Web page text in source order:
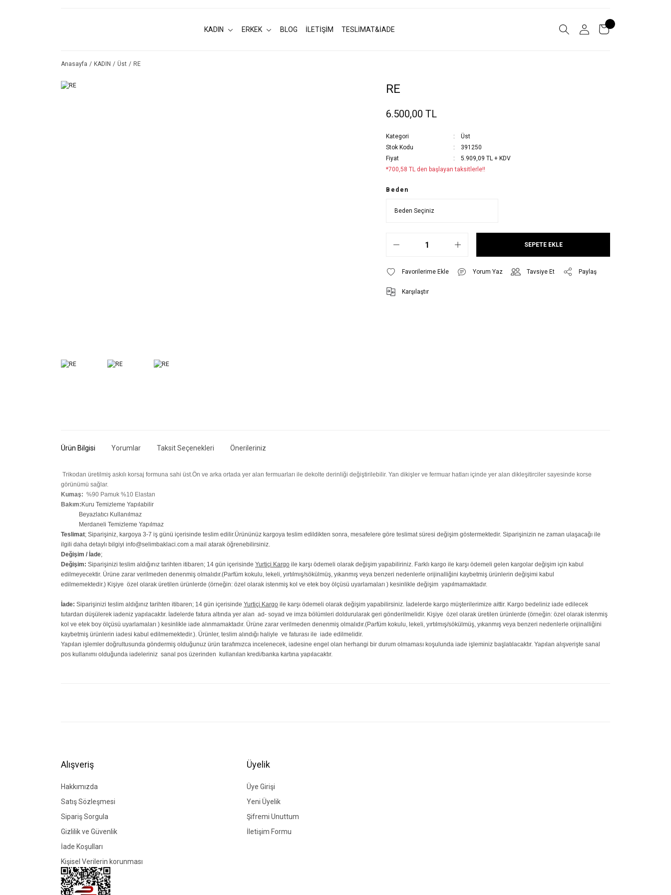
KADIN ERKEK BLOG İLETİŞİM TESLİMAT&İADE
Anasayfa KADIN Üst RE
RE
6.500,00 TL
Kategori
Üst
Stok Kodu
391250
Fiyat
5.909,09 TL + KDV
*700,58 TL den başlayan taksitlerle!!
Beden
SEPETE EKLE
Yorum Yaz Tavsiye Et Paylaş
Karşılaştır
Ürün Bilgisi Yorumlar Taksit Seçenekleri Önerileriniz
Trikodan üretilmiş askılı korsaj formuna sahi üst.Ön ve arka ortada yer alan fermuarları ile dekolte derinliği değiştirilebilir. Yan dikişler ve fermuar hatları içinde yer alan dikleşitirciler sayesinde korse
görünümü sağlar.
Kumaş: %90 Pamuk %10 Elastan
Bakım: Kuru Temizleme Yapılabilir
Beyazlatıcı Kullanılmaz
Merdaneli Temizleme Yapılmaz
Teslimat; Siparişiniz, kargoya 3-7 iş günü içerisinde teslim edilir.Ürününüz kargoya teslim edildikten sonra, mesafelere göre teslimat süresi değişim göstermektedir. Siparişinizin ne zaman ulaşacağı ile
ilgili daha detaylı bilgiyi info@selimbaklaci.com a mail atarak öğrenebilirsiniz.
Değişim / İade;
Değişim: Siparişinizi teslim aldığınız tarihten itibaren; 14 gün içerisinde Yurtiçi Kargo ile karşı ödemeli olarak değişim yapabiliriniz. Farklı kargo ile karşı ödemeli gelen kargolar değişim için kabul
edilmeyecektir. Ürüne zarar verilmeden denenmiş olmalıdır.(Parfüm kokulu, lekeli, yırtılmış/sökülmüş, yıkanmış veya benzeri nedenlerle orijinalliğini kaybetmiş ürünlerin değişimi kabul
edilmemektedir.) Kişiye özel olarak üretilen ürünlerde (örneğin: özel olarak istenmiş kol ve etek boy ölçüsü uyarlamaları ) kesinlikle değişim yapılmamaktadır.
İade: Siparişinizi teslim aldığınız tarihten itibaren; 14 gün içerisinde Yurtiçi Kargo ile karşı ödemeli olarak değişim yapabilirsiniz. İadelerde kargo müşterilerimize aittir. Kargo bedeliniz iade edilecek
tutardan düşülerek iadeniz yapılacaktır. İadelerde fatura altında yer alan ad- soyad ve imza bölümleri doldurularak geri gönderilmelidir. Kişiye özel olarak üretilen ürünlerde (örneğin: özel olarak istenmiş
kol ve etek boy ölçüsü uyarlamaları ) kesinlikle iade alınmamaktadır. Ürüne zarar verilmeden denenmiş olmalıdır.(Parfüm kokulu, lekeli, yırtılmış/sökülmüş, yıkanmış veya benzeri nedenlerle orijinalliğini
kaybetmiş ürünlerin iadesi kabul edilmemektedir.). Ürünler, teslim alındığı haliyle ve faturası ile iade edilmelidir.
Yapılan işlemler doğrultusunda göndermiş olduğunuz ürün tarafımızca incelenecek, iadesine engel olan herhangi bir durum olmaması koşulunda iade işleminiz başlatılacaktır. Yapılan alışverişte sanal
pos kullanımı olduğunda iadeleriniz sanal pos üzerinden kullanılan kredi/banka kartına yapılacaktır.
Ürün fiyatı diğer sitelerden daha pahalı.
Bu ürüne benzer farklı alternatifler olmalı.
Alışveriş
Hakkımızda
Satış Sözleşmesi
Sipariş Sorgula
Gizlilik ve Güvenlik
İade Koşulları
Kişisel Verilerin korunması
Üyelik
Üye Girişi
Yeni Üyelik
Şifremi Unuttum
İletişim Formu